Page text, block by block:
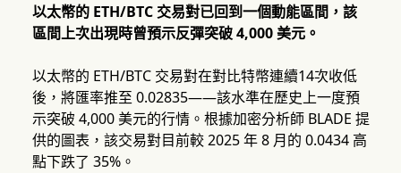
以太幣的 ETH/BTC 交易對已回到一個動能區間，該
區間上次出現時曾預示反彈突破 4,000 美元。
以太幣的 ETH/BTC 交易對在對比特幣連續14次收低
後，將匯率推至 0.02835——該水準在歷史上一度預
示突破 4,000 美元的行情。根據加密分析師 BLADE 提
供的圖表，該交易對目前較 2025 年 8 月的 0.0434 高
點下跌了 35%。